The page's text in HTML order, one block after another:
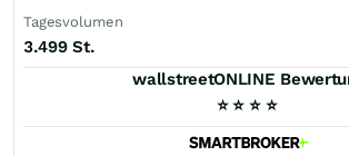
Tagesvolumen
3.499 St.
wallstreetONLINE
⭐ ⭐ ⭐ ⭐